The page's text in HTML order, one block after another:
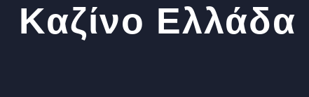
Καζίνο Ελλάδα